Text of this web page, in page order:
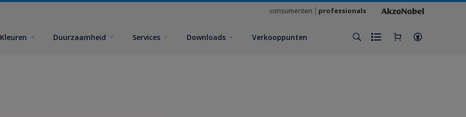
consumenten professionals
Kleuren Duurzaamheid Services Downloads Verkooppunten